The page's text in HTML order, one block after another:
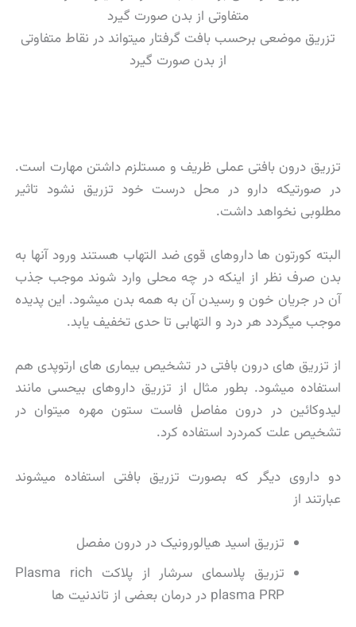
تزریق موضعی برحسب بافت گرفتار میتواند در نقاط متفاوتی
از بدن صورت گیرد
تزریق درون بافتی عملی ظریف و مستلزم داشتن مهارت است.
در صورتیکه دارو در محل درست خود تزریق نشود تاثیر
مطلوبی نخواهد داشت.
البته کورتون ها داروهای قوی ضد التهاب هستند ورود آنها به
بدن صرف نظر از اینکه در چه محلی وارد شوند موجب جذب
آن در جریان خون و رسیدن آن به همه بدن میشود. این پدیده
موجب میگردد هر درد و التهابی تا حدی تخفیف یابد.
از تزریق های درون بافتی در تشخیص بیماری های ارتوپدی هم
استفاده میشود. بطور مثال از تزریق داروهای بیحسی مانند
لیدوکائین در درون مفاصل فاست ستون مهره میتوان در
تشخیص علت کمردرد استفاده کرد.
دو داروی دیگر که بصورت تزریق بافتی استفاده میشوند
عبارتند از
تزریق اسید هیالورونیک در درون مفصل
تزریق پلاسمای سرشار از پلاکت Plasma rich
plasma PRP در درمان بعضی از تاندنیت ها